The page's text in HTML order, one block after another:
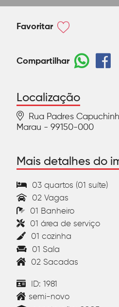
Favoritar
Compartilhar
Localização
Rua Padres
Marau - 99150-000
Mais detalhes do
03 quartos (01 suíte)
02 Vagas
01 Banheiro
01 área de serviço
01 cozinha
01 Sala
02 Sacadas
ID: 1981
semi-novo